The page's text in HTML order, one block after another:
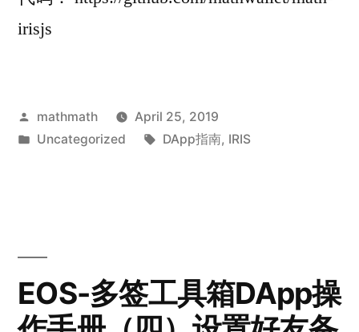
irisjs
Posted
by
mathmath
April 25, 2019
Posted
Uncategorized Tags:
DApp指南, IRIS
EOS-多签工具箱DApp操